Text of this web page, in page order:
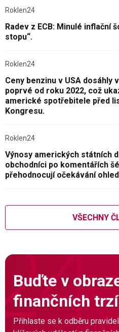
Roklen24
Radev z ECB: Minulé inflační
stopu“.
Roklen24
Ceny benzinu v USA dosáhly
poprvé od roku 2022, což
americké spotřebitele před
Kongresu.
Roklen24
Výnosy amerických státních
obchodníci po komentářích
přehodnocují očekávání
VŠECHNY
Buďte v
finančních
Přihlaste se k odběru